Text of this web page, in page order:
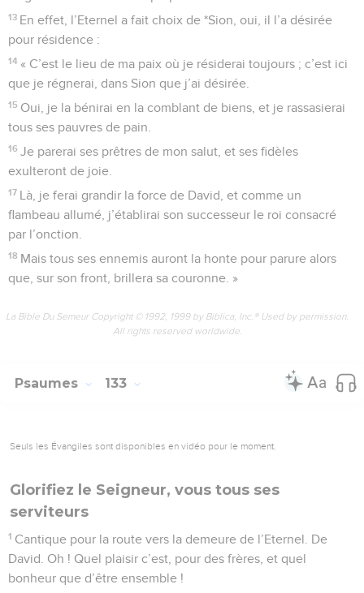
13 En effet, l’Eternel a fait choix de *Sion, oui, il l’a désirée
pour résidence :
14 « C’est le lieu de ma paix où je résiderai toujours ; c’est ici
que je régnerai, dans Sion que j’ai désirée.
15 Oui, je la bénirai en la comblant de biens, et je rassasierai
tous ses pauvres de pain.
16 Je parerai ses prêtres de mon salut, et ses fidèles
exulteront de joie.
17 Là, je ferai grandir la force de David, et comme un
flambeau allumé, j’établirai son successeur le roi consacré
par l’onction.
18 Mais tous ses ennemis auront la honte pour parure alors
que, sur son front, brillera sa couronne. »
La Bible Du Semeur Copyright © 1992, 1999 by Biblica, Inc.® Used by permission.
All rights reserved worldwide.
Psaumes 133
Seuls les Évangiles sont disponibles en vidéo pour le moment.
Glorifiez le Seigneur, vous tous ses
serviteurs
1 Cantique pour la route vers la demeure de l’Eternel. De
David. Oh ! Quel plaisir c’est, pour des frères, et quel
bonheur que d’être ensemble !